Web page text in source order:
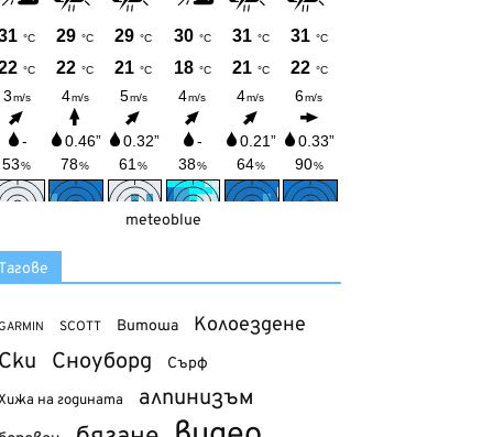
meteoblue
SCOTT Витоша Колоездене
Сноуборд Сърф
на годината алпинизъм